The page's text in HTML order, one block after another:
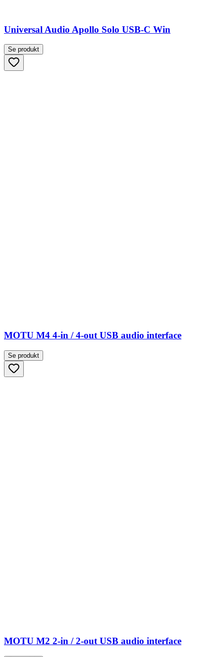
Universal Audio Apollo Solo USB-C Win
Se produkt
MOTU M4 4-in / 4-out USB audio interface
Se produkt
MOTU M2 2-in / 2-out USB audio interface